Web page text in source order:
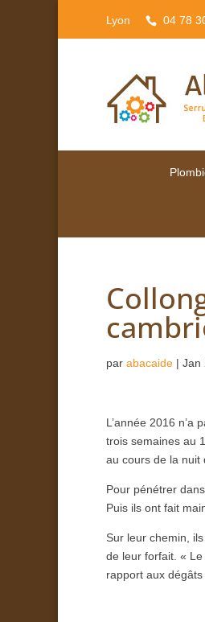
Lyon 04 78
par abacaide | Jan
L’année 2016
trois semaines au
au cours de la nuit
Pour pénétrer
Puis ils ont fait
Sur leur chemin,
de leur forfait. «
rapport aux